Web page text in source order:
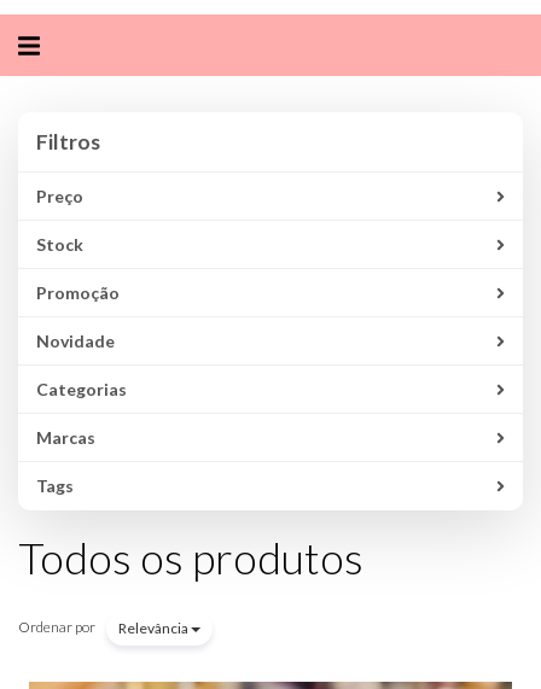
Alternar
Filtros
Preço
Stock
Promoção
Novidade
Categorias
Marcas
Tags
Todos os produtos
Ordenar por Relevância